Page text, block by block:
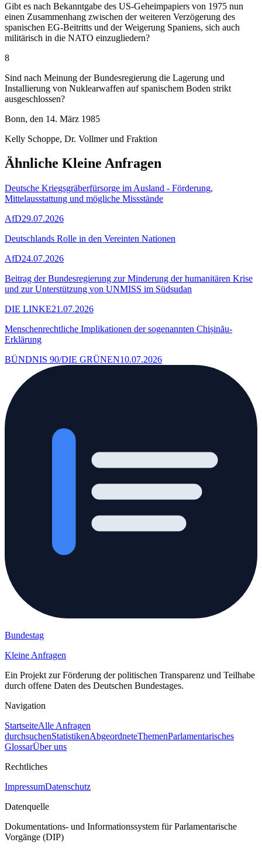
Gibt es nach Bekanntgabe des US-Geheimpapiers von 1975 nun
einen Zusammenhang zwischen der weiteren Verzögerung des
spanischen EG-Beitritts und der Weigerung Spaniens, sich auch
militärisch in die NATO einzugliedern?
8
Sind nach Meinung der Bundesregierung die Lagerung und
Installierung von Nuklearwaffen auf spanischem Boden strikt
ausgeschlossen?
Bonn, den 14. März 1985
Kelly Schoppe, Dr. Vollmer und Fraktion
Ähnliche Kleine Anfragen
Deutsche Kriegsgräberfürsorge im Ausland - Förderung,
Mittelausstattung und mögliche Missstände
AfD29.07.2026
Deutschlands Rolle in den Vereinten Nationen
AfD24.07.2026
Beitrag der Bundesregierung zur Minderung der humanitären Krise
und zur Unterstützung von UNMISS im Südsudan
DIE LINKE21.07.2026
Menschenrechtliche Implikationen der sogenannten Chișinău-
Erklärung
BÜNDNIS 90/DIE GRÜNEN10.07.2026
Bundestag
Kleine Anfragen
Ein Projekt zur Förderung der politischen Transparenz und Teilhabe
durch offene Daten des Deutschen Bundestages.
Navigation
StartseiteAlle Anfragen
durchsuchenStatistikenAbgeordneteThemenParlamentarisches
GlossarÜber uns
Rechtliches
ImpressumDatenschutz
Datenquelle
Dokumentations- und Informationssystem für Parlamentarische
Vorgänge (DIP)